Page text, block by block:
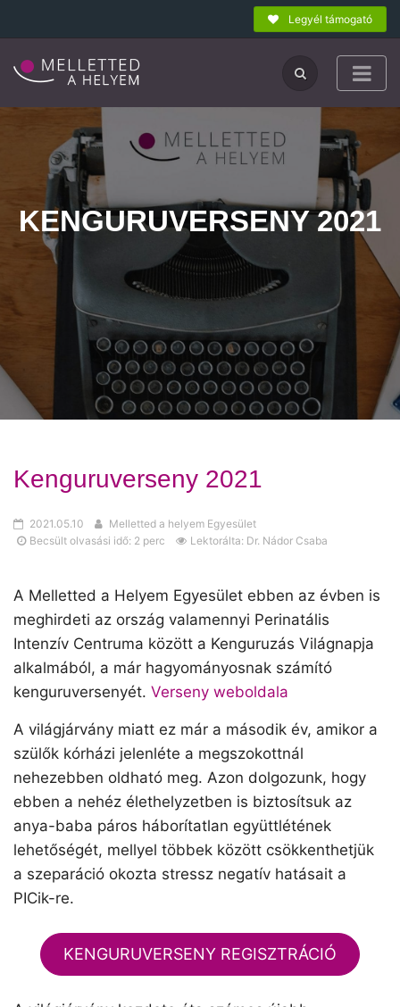
Legyél támogató
KENGURUVERSENY 2021
Kenguruverseny 2021
2021.05.10
Melletted a helyem Egyesület
Becsült olvasási idő: 2 perc
Lektorálta: Dr. Nádor Csaba
A Melletted a Helyem Egyesület ebben az évben is
meghirdeti az ország valamennyi Perinatális
Intenzív Centruma között a Kenguruzás Világnapja
alkalmából, a már hagyományosnak számító
kenguruversenyét. Verseny weboldala
A világjárvány miatt ez már a második év, amikor a
szülők kórházi jelenléte a megszokottnál
nehezebben oldható meg. Azon dolgozunk, hogy
ebben a nehéz élethelyzetben is biztosítsuk az
anya-baba páros háborítatlan együttlétének
lehetőségét, mellyel többek között csökkenthetjük
a szeparáció okozta stressz negatív hatásait a
PICik-re.
KENGURUVERSENY REGISZTRÁCIÓ